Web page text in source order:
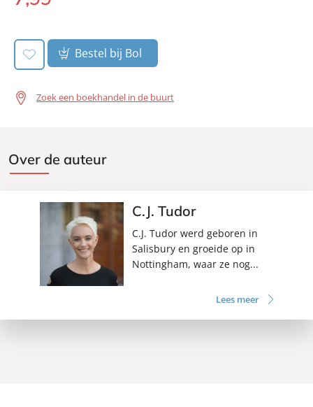
Verschijningsdatum:
Bestel bij Bol
Zoek een boekhandel in de buurt
Over de auteur
C.J. Tudor
C.J. Tudor werd geboren in
Salisbury en groeide op in
Nottingham, waar ze nog...
Lees meer